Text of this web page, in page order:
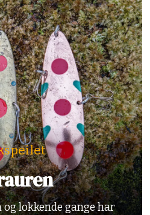
lokkende gange har